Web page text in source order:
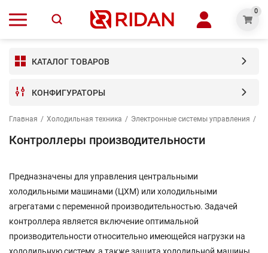
0
КАТАЛОГ ТОВАРОВ
КОНФИГУРАТОРЫ
Главная / Холодильная техника / Электронные системы управления /
Контроллеры производительности
Предназначены для управления центральными
холодильными машинами (ЦХМ) или холодильными
агрегатами с переменной производительностью. Задачей
контроллера является включение оптимальной
производительности относительно имеющейся нагрузки на